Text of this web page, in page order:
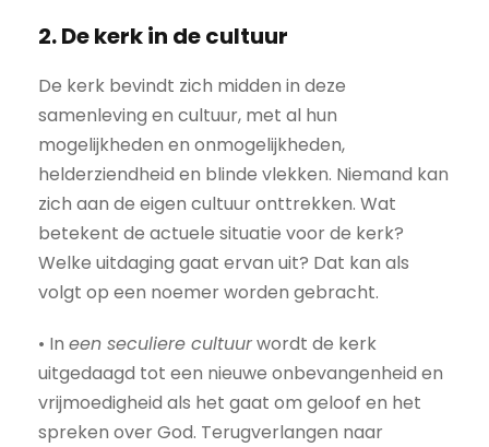
2. De kerk in de cultuur
De kerk bevindt zich midden in deze
samenleving en cultuur, met al hun
mogelijkheden en onmogelijkheden,
helderziendheid en blinde vlekken. Niemand kan
zich aan de eigen cultuur onttrekken. Wat
betekent de actuele situatie voor de kerk?
Welke uitdaging gaat ervan uit? Dat kan als
volgt op een noemer worden gebracht.
• In een seculiere cultuurwordt de kerk
uitgedaagd tot een nieuwe onbevangenheid en
vrijmoedigheid als het gaat om geloof en het
spreken over God. Terugverlangen naar